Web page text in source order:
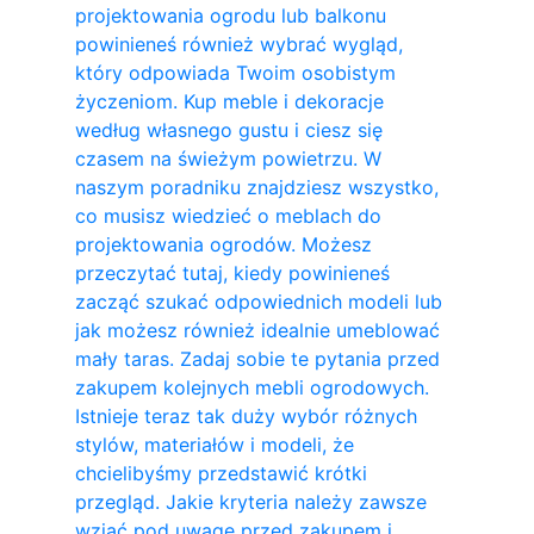
projektowania ogrodu lub balkonu
powinieneś również wybrać wygląd,
który odpowiada Twoim osobistym
życzeniom. Kup meble i dekoracje
według własnego gustu i ciesz się
czasem na świeżym powietrzu. W
naszym poradniku znajdziesz wszystko,
co musisz wiedzieć o meblach do
projektowania ogrodów. Możesz
przeczytać tutaj, kiedy powinieneś
zacząć szukać odpowiednich modeli lub
jak możesz również idealnie umeblować
mały taras. Zadaj sobie te pytania przed
zakupem kolejnych mebli ogrodowych.
Istnieje teraz tak duży wybór różnych
stylów, materiałów i modeli, że
chcielibyśmy przedstawić krótki
przegląd. Jakie kryteria należy zawsze